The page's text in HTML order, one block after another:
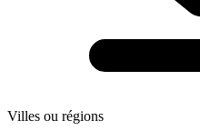
Villes ou régions